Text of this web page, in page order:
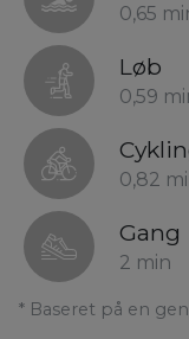
0,65
Løb
0,59
0,82
Gang
2 min
* Baseret på en